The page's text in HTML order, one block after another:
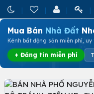
Mua Bán Nhà Đất
Kênh bất động sản miễn phí, uy
+ Đăng tin miễn phí